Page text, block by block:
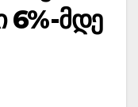
6%-მდე